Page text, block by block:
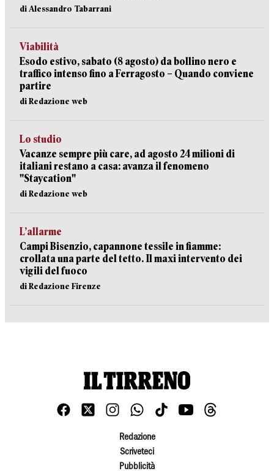
di Alessandro Tabarrani
Viabilità
Esodo estivo, sabato (8 agosto) da bollino nero e
traffico intenso fino a Ferragosto – Quando conviene
partire
di Redazione web
Lo studio
Vacanze sempre più care, ad agosto 24 milioni di
italiani restano a casa: avanza il fenomeno
"Staycation"
di Redazione web
L’allarme
Campi Bisenzio, capannone tessile in fiamme:
crollata una parte del tetto. Il maxi intervento dei
vigili del fuoco
di Redazione Firenze
Redazione
Scriveteci
Pubblicità